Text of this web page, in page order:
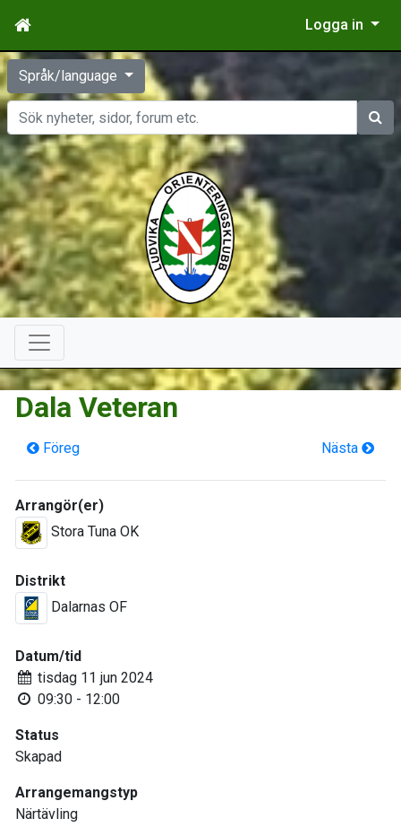
Logga in
Språk/language
Sök
Dala Veteran
Föreg Nästa
Arrangör(er)
Stora Tuna OK
Distrikt
Dalarnas OF
Datum/tid
tisdag 11 jun 2024
09:30 - 12:00
Status
Skapad
Arrangemangstyp
Närtävling